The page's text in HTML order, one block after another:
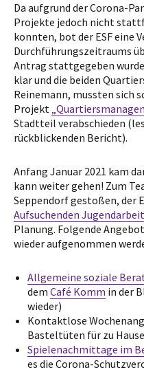
Da aufgrund der Corona-
Projekte jedoch nicht
konnten, bot der ESF eine
Durchführungszeitraums
Antrag stattgegeben
klar und die beiden
Reinemann, mussten sich
Projekt
Stadtteil verabschieden
rückblickenden Bericht).
Anfang Januar 2021 kam
kann weiter gehen! Zum
Seppendorf gestoßen, der
Aufsuchenden Jugendarbeit
Planung. Folgende
wieder aufgenommen
Allgemeine soziale
dem Café Komm in der
wieder)
Kontaktlose
Basteltüten für zu
Spielenachmittage im
es die Corona-